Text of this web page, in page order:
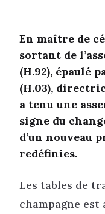
En maître de
sortant de
(H.92), épaulé
(H.03),
a tenu une
signe du
d’un nouveau
redéfinies.
Les tables de
champagne est